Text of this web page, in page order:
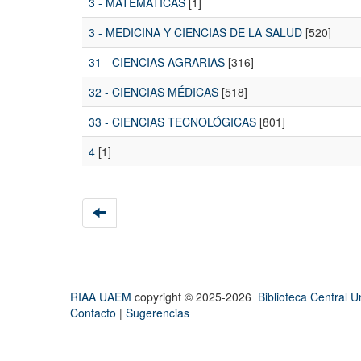
3 - MEDICINA Y CIENCIAS DE LA SALUD [520]
31 - CIENCIAS AGRARIAS [316]
32 - CIENCIAS MÉDICAS [518]
33 - CIENCIAS TECNOLÓGICAS [801]
4 [1]
RIAA UAEM copyright © 2025-2026 Biblioteca Central
Contacto | Sugerencias